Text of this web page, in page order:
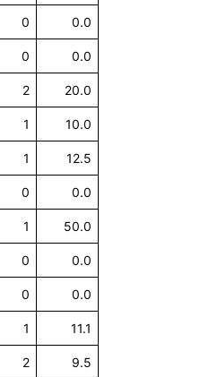
0 0.0
0 0.0
2 20.0
1 10.0
1 12.5
0 0.0
1 50.0
0 0.0
0 0.0
1 11.1
2 9.5